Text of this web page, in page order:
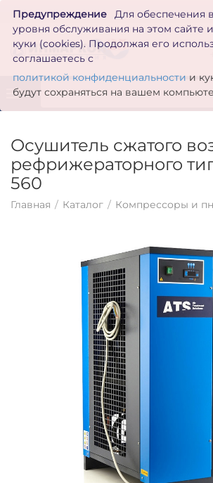
Предупреждение
Для обеспечения
уровня обслуживания на этом сайте
куки (cookies). Продолжая его
соглашаетесь с
политикой конфиденциальности и
будут сохраняться на вашем
Осушитель сжатого
рефрижераторного
560
Главная / Каталог / Компрессоры и